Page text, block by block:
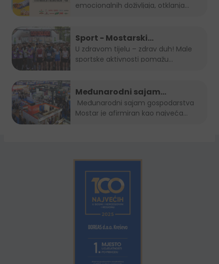
emocionalnih doživljaja, otklanja
Sport - Mostarski
polumaraton, Sara 5K, Zenički
cener i Kiseljak open
U zdravom tijelu – zdrav duh! Male
sportske aktivnosti pomažu...
Međunarodni sajam
gospodarstva Mostar 2022.
Mostar je afirmiran kao najveća...